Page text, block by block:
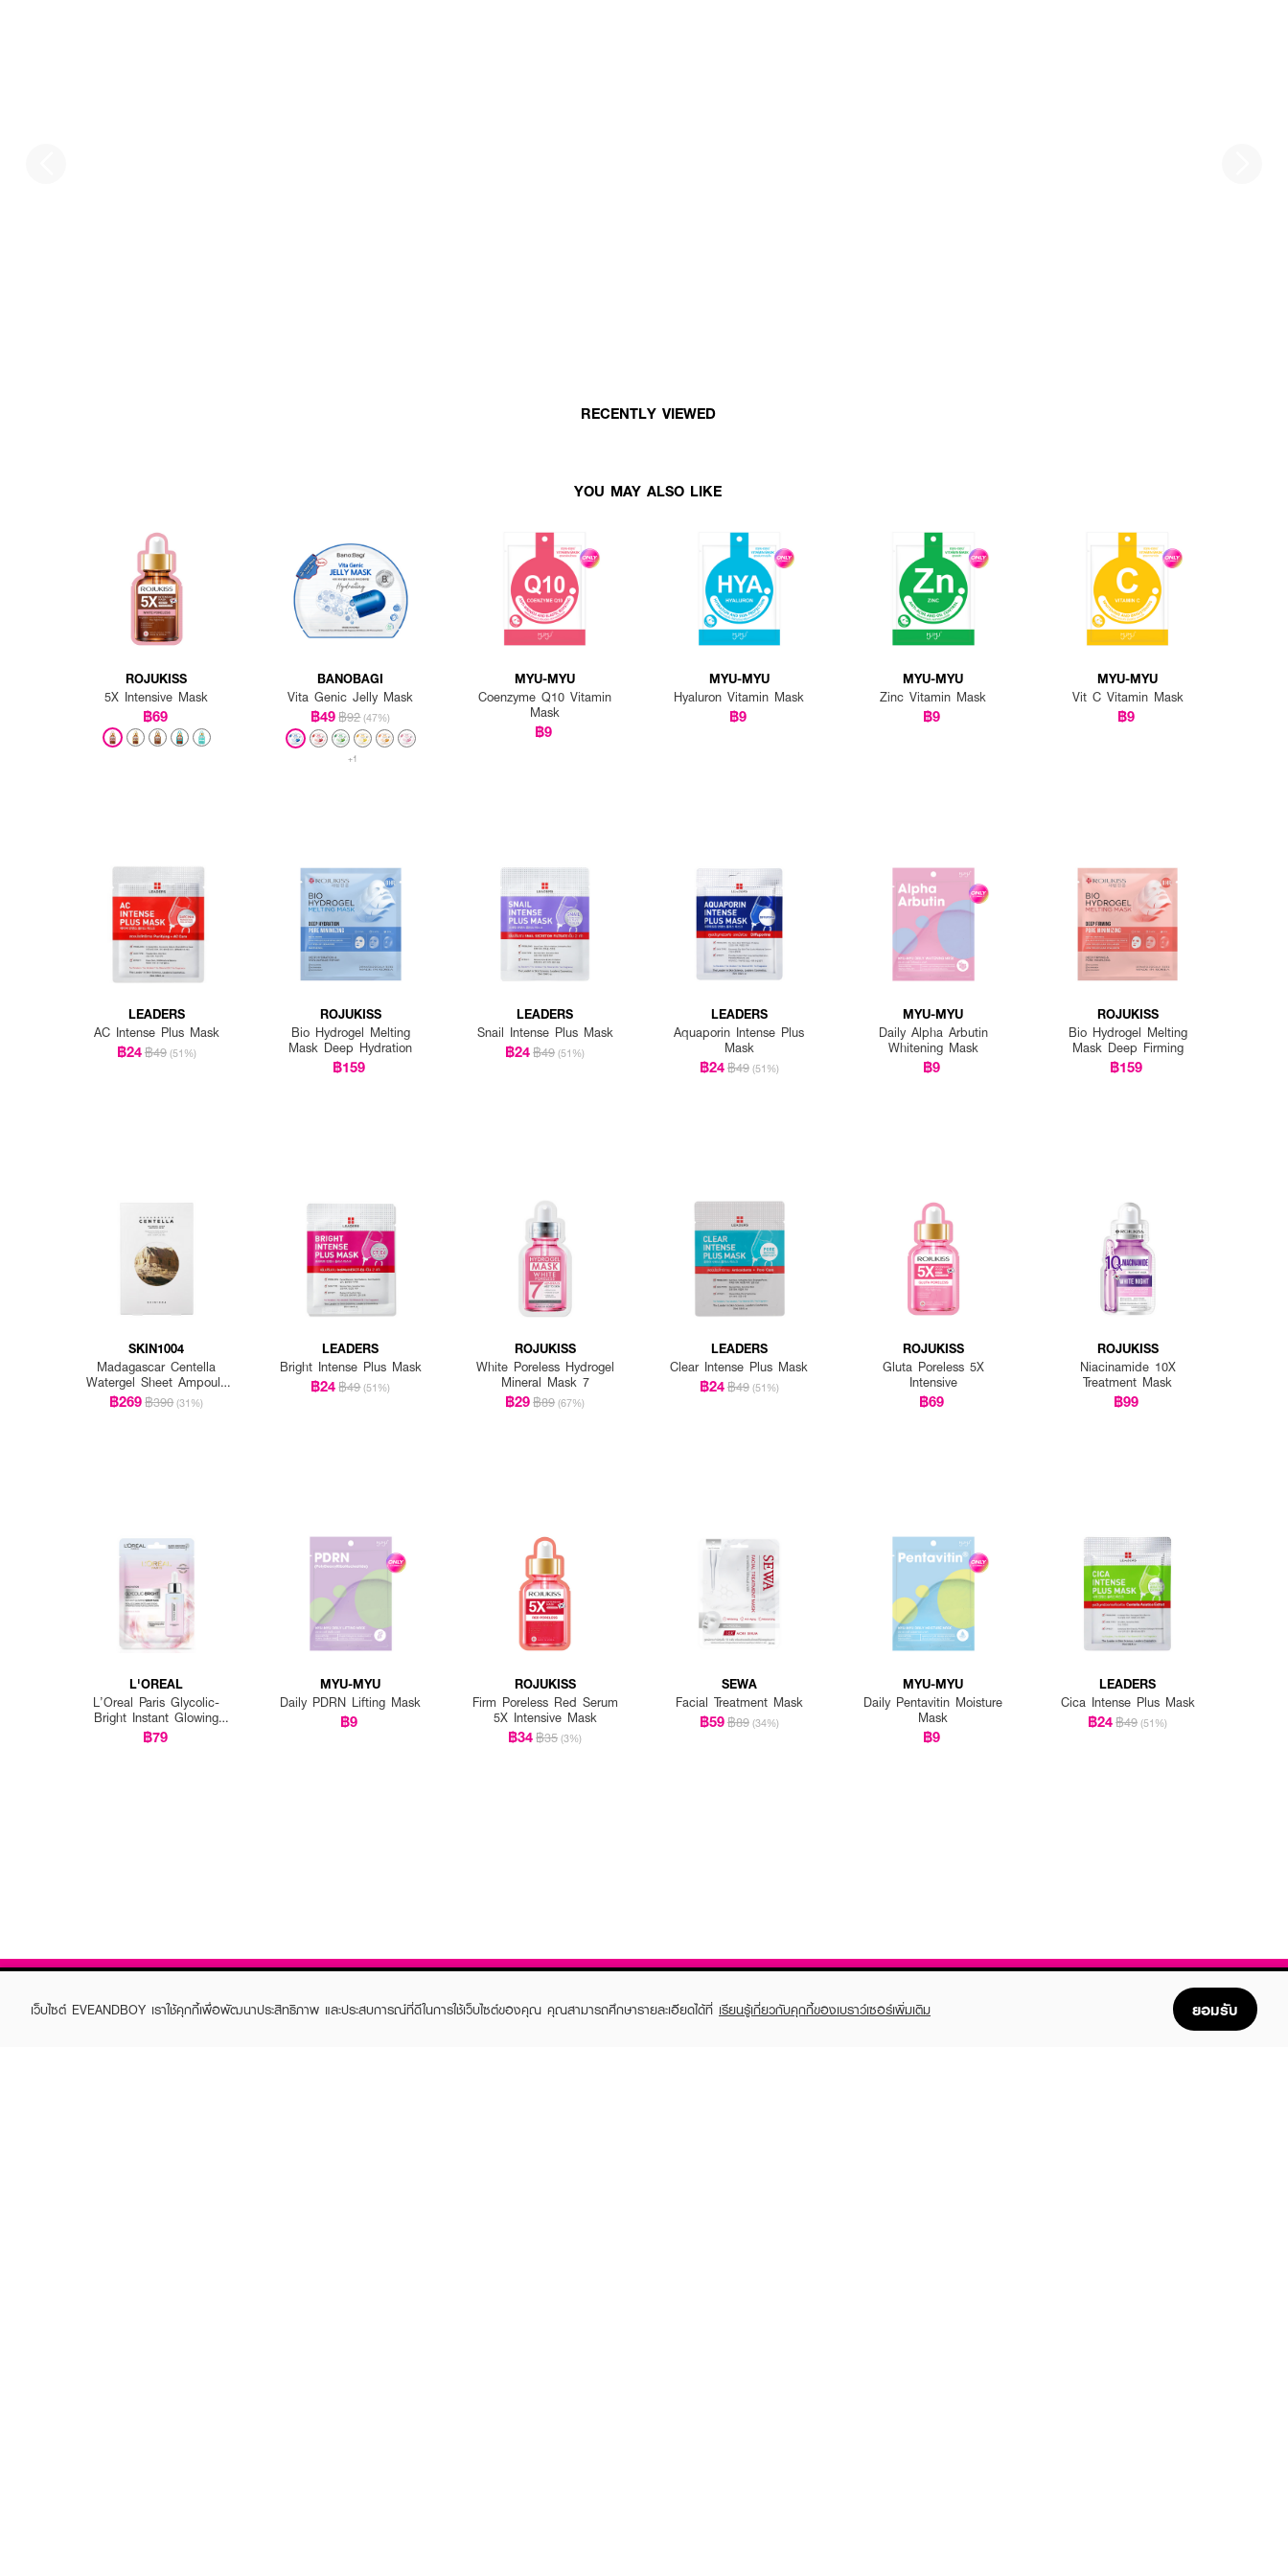
RECENTLY VIEWED
YOU MAY ALSO LIKE
ROJUKISS
5X Intensive Mask
฿69
BANOBAGI
Vita Genic Jelly Mask
฿49฿92 (47%)
+1
MYU-MYU
Coenzyme Q10 Vitamin
Mask
฿9
MYU-MYU
Hyaluron Vitamin Mask
฿9
MYU-MYU
Zinc Vitamin Mask
฿9
MYU-MYU
Vit C Vitamin Mask
฿9
LEADERS
AC Intense Plus Mask
฿24฿49 (51%)
ROJUKISS
Bio Hydrogel Melting
Mask Deep Hydration
฿159
LEADERS
Snail Intense Plus Mask
฿24฿49 (51%)
LEADERS
Aquaporin Intense Plus
Mask
฿24฿49 (51%)
MYU-MYU
Daily Alpha Arbutin
Whitening Mask
฿9
ROJUKISS
Bio Hydrogel Melting
Mask Deep Firming
฿159
SKIN1004
Madagascar Centella
Watergel Sheet Ampoule
Mask (25ml X 5pcs)
฿269฿390 (31%)
LEADERS
Bright Intense Plus Mask
฿24฿49 (51%)
ROJUKISS
White Poreless Hydrogel
Mineral Mask 7
฿29฿89 (67%)
LEADERS
Clear Intense Plus Mask
฿24฿49 (51%)
ROJUKISS
Gluta Poreless 5X
Intensive
฿69
ROJUKISS
Niacinamide 10X
Treatment Mask
฿99
L'OREAL
L’Oreal Paris Glycolic-
Bright Instant Glowing
Serum Mask
฿79
MYU-MYU
Daily PDRN Lifting Mask
฿9
ROJUKISS
Firm Poreless Red Serum
5X Intensive Mask
฿34฿35 (3%)
SEWA
Facial Treatment Mask
฿59฿89 (34%)
MYU-MYU
Daily Pentavitin Moisture
Mask
฿9
LEADERS
Cica Intense Plus Mask
฿24฿49 (51%)
เว็บไซต์ EVEANDBOY เราใช้คุกกี้เพื่อพัฒนาประสิทธิภาพ และประสบการณ์ที่ดีในการใช้เว็บไซต์ของคุณ คุณสามารถศึกษารายละเอียดได้ที่ เรียนรู้เกี่ยวกับคุกกี้ของเบราว์เซอร์เพิ่มเติม ยอมรับ